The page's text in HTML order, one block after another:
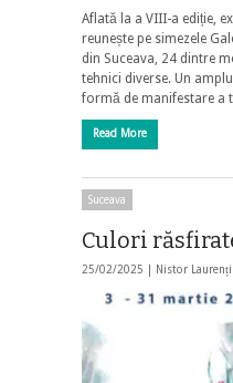
Aflată la a VIII-a ediție,
reunește pe simezele
din Suceava, 24 dintre
tehnici diverse. Un
formă de manifestare
Read More
Suceava
Culori
25/02/2025 | Nistor